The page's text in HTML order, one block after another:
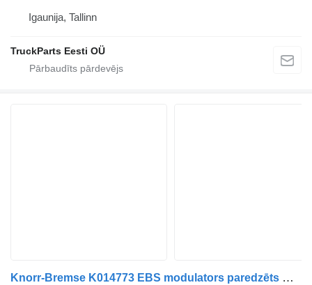
Igaunija, Tallinn
TruckParts Eesti OÜ
Knorr-Bremse K014773 EBS modulators paredzēts Mercedes-Benz Actros MP4 Antos Arocs (2012-) vilcēja